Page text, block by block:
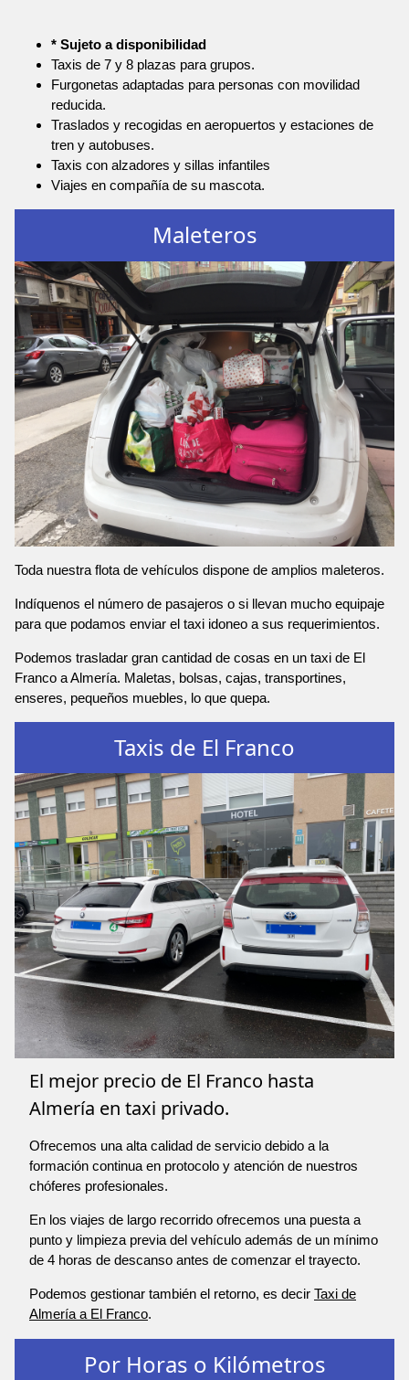
* Sujeto a disponibilidad
Taxis de 7 y 8 plazas para grupos.
Furgonetas adaptadas para personas con movilidad
reducida.
Traslados y recogidas en aeropuertos y estaciones de
tren y autobuses.
Taxis con alzadores y sillas infantiles
Viajes en compañía de su mascota.
Maleteros
Toda nuestra flota de vehículos dispone de amplios maleteros.
Indíquenos el número de pasajeros o si llevan mucho equipaje
para que podamos enviar el taxi idoneo a sus requerimientos.
Podemos trasladar gran cantidad de cosas en un taxi de El
Franco a Almería. Maletas, bolsas, cajas, transportines,
enseres, pequeños muebles, lo que quepa.
Taxis de El Franco
El mejor precio de El Franco hasta
Almería en taxi privado.
Ofrecemos una alta calidad de servicio debido a la
formación continua en protocolo y atención de nuestros
chóferes profesionales.
En los viajes de largo recorrido ofrecemos una puesta a
punto y limpieza previa del vehículo además de un mínimo
de 4 horas de descanso antes de comenzar el trayecto.
Podemos gestionar también el retorno, es decir Taxi de
Almería a El Franco.
Por Horas o Kilómetros